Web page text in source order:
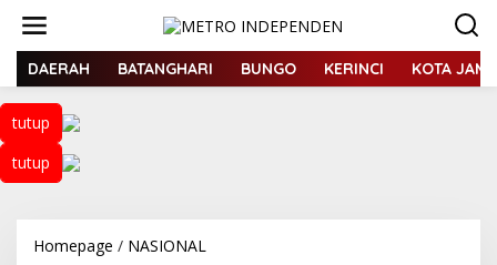
t
i
e
o
DAERAH BATANGHARI BUNGO KERINCI KOTA
tutup
tutup
Homepage / NASIONAL